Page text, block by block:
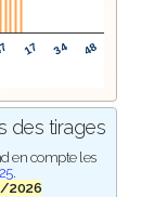
17 34 48
des tirages
en compte les
.
2026